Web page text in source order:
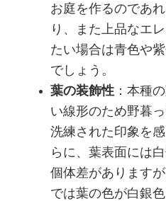
お庭を作るのであ
り、また上品なエ
たい場合は青色や
でしょう。
葉の装飾性 ：本種
い線形のため野暮
洗練された印象を
らに、葉表面には
個体差があります
では葉の色が白銀